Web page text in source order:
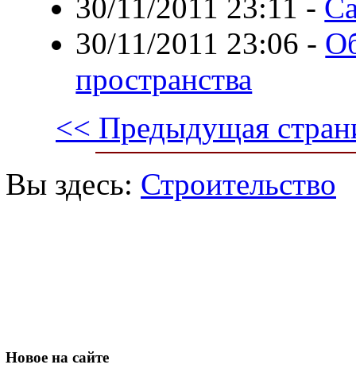
30/11/2011 23:11 -
30/11/2011 23:06 -
пространства
<< Предыдущая
Вы здесь: Строительство
Новое на сайте